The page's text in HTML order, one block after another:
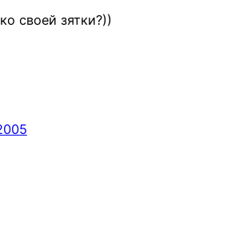
своей зятки?))